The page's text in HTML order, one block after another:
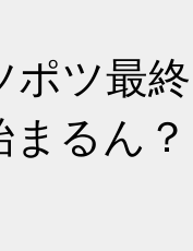
ポツ最
るん？